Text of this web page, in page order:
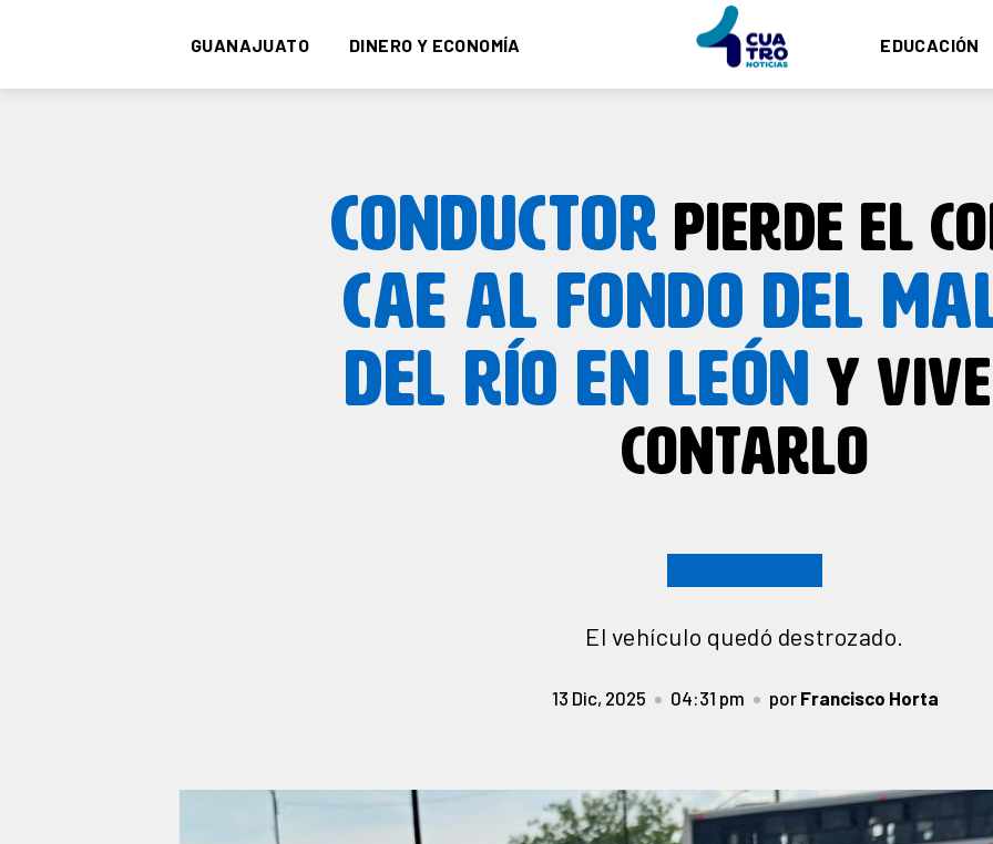
GUANAJUATO DINERO Y ECONOMÍA EDUCACIÓN
CONDUCTOR PIERDE EL
CAE AL FONDO DEL
DEL RÍO EN LEÓN Y
CONTARLO
El vehículo quedó destrozado.
13 Dic, 2025 04:31 pm por Francisco Horta